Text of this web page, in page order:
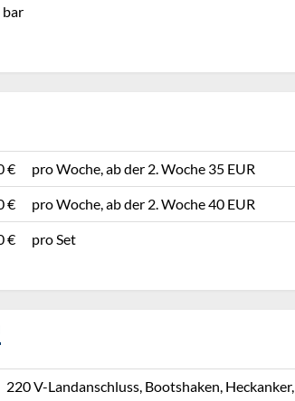
bar
€ pro Woche, ab der 2. Woche 35 EUR
€ pro Woche, ab der 2. Woche 40 EUR
€ pro Set
220 V-Landanschluss, Bootshaken, Heckanker,